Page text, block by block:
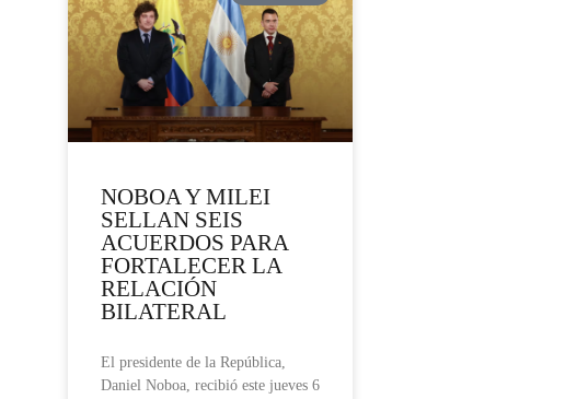
NOBOA Y MILEI
SELLAN SEIS
ACUERDOS PARA
FORTALECER LA
RELACIÓN
BILATERAL
El presidente de la República,
Daniel Noboa, recibió este jueves 6